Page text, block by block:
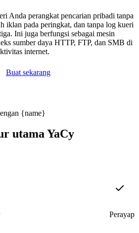
Anda perangkat pencarian pribadi tanpa
iklan pada peringkat, dan tanpa log kueri
Ini juga berfungsi sebagai mesin
sumber daya HTTP, FTP, dan SMB di
internet.
Buat sekarang
utama YaCy
Perayap